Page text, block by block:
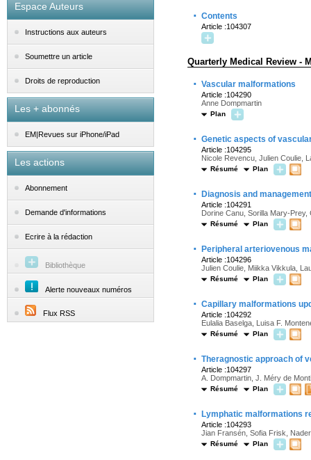
Espace Auteurs
Instructions aux auteurs
Soumettre un article
Droits de reproduction
Les + abonnés
EM|Revues sur iPhone/iPad
Les actions
Abonnement
Demande d'informations
Ecrire à la rédaction
Bibliothèque
Alerte nouveaux numéros
Flux RSS
· Contents
Article :104307
Quarterly Medical Review -
· Vascular malformations
Article :104290
Anne Dompmartin
Plan
· Genetic aspects of
Article :104295
Nicole Revencu, Julien Coulie,
Résumé Plan
· Diagnosis and
Article :104291
Dorine Canu, Sorilla Mary-
Résumé Plan
· Peripheral arteriovenous
Article :104296
Julien Coulie, Miikka Vikkula,
Résumé Plan
· Capillary malformations
Article :104292
Eulalia Baselga, Luisa F.
Résumé Plan
· Theragnostic approach of
Article :104297
A. Dompmartin, J. Méry de
Résumé Plan
· Lymphatic malformations
Article :104293
Jian Fransén, Sofia Frisk,
Résumé Plan